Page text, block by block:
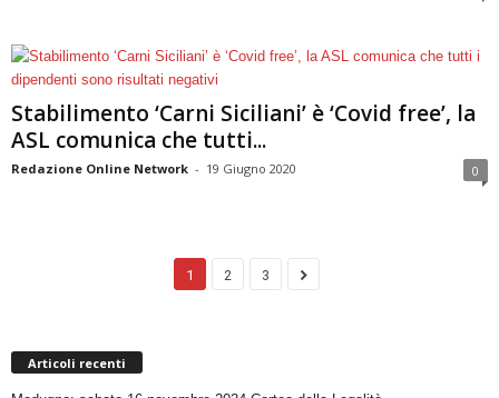
Stabilimento ‘Carni Siciliani’ è ‘Covid free’, la
ASL comunica che tutti...
Redazione Online Network - 19 Giugno 2020 0
1 2 3
Articoli recenti